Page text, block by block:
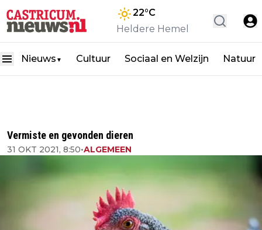
22°C
Heldere Hemel
Nieuws ▼ Cultuur Sociaal en Welzijn Natuur
Vermiste en gevonden dieren
31 OKT 2021, 8:50•ALGEMEEN